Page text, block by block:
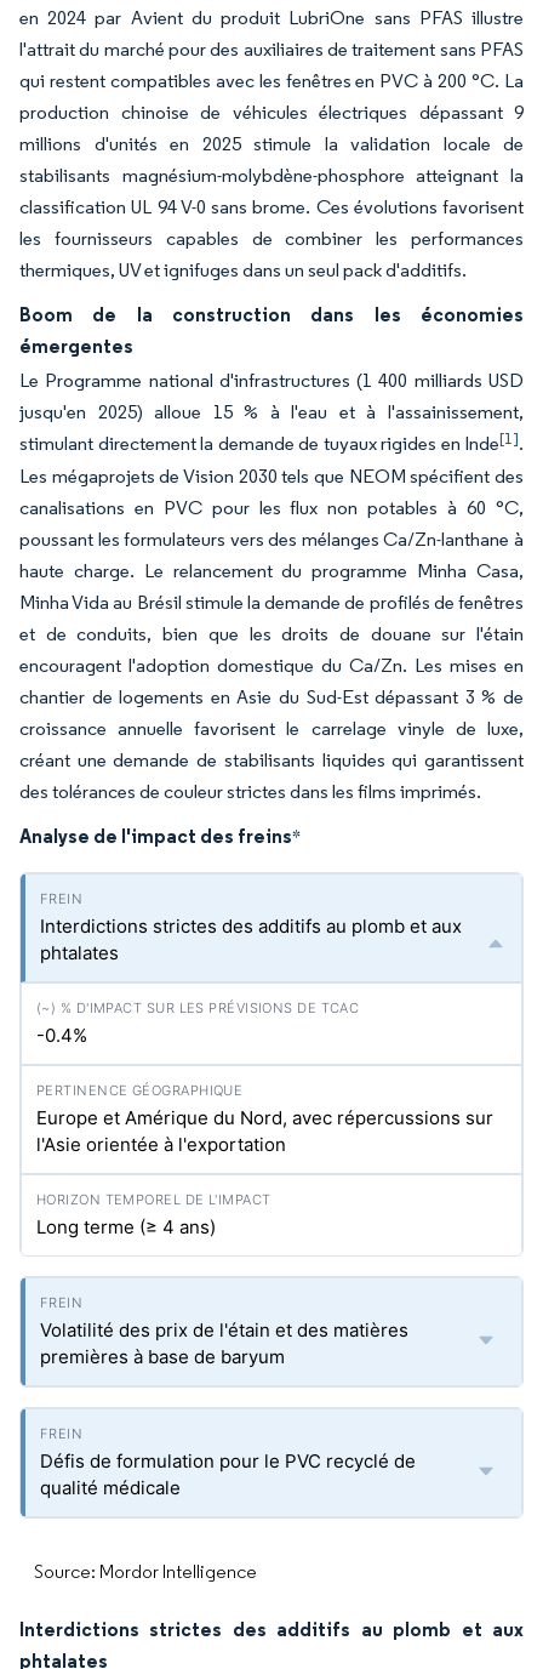
en 2024 par Avient du produit LubriOne sans PFAS illustre
l'attrait du marché pour des auxiliaires de traitement sans PFAS
qui restent compatibles avec les fenêtres en PVC à 200 °C. La
production chinoise de véhicules électriques dépassant 9
millions d'unités en 2025 stimule la validation locale de
stabilisants magnésium-molybdène-phosphore atteignant la
classification UL 94 V-0 sans brome. Ces évolutions favorisent
les fournisseurs capables de combiner les performances
thermiques, UV et ignifuges dans un seul pack d'additifs.
Boom de la construction dans les économies
émergentes
Le Programme national d'infrastructures (1 400 milliards USD
jusqu'en 2025) alloue 15 % à l'eau et à l'assainissement,
stimulant directement la demande de tuyaux rigides en Inde[1].
Les mégaprojets de Vision 2030 tels que NEOM spécifient des
canalisations en PVC pour les flux non potables à 60 °C,
poussant les formulateurs vers des mélanges Ca/Zn-lanthane à
haute charge. Le relancement du programme Minha Casa,
Minha Vida au Brésil stimule la demande de profilés de fenêtres
et de conduits, bien que les droits de douane sur l'étain
encouragent l'adoption domestique du Ca/Zn. Les mises en
chantier de logements en Asie du Sud-Est dépassant 3 % de
croissance annuelle favorisent le carrelage vinyle de luxe,
créant une demande de stabilisants liquides qui garantissent
des tolérances de couleur strictes dans les films imprimés.
Analyse de l'impact des freins*
Interdictions strictes des additifs au plomb et aux
phtalates
-0.4%
Europe et Amérique du Nord, avec répercussions sur
l'Asie orientée à l'exportation
Long terme (≥ 4 ans)
Volatilité des prix de l'étain et des matières
premières à base de baryum
Défis de formulation pour le PVC recyclé de
qualité médicale
Source: Mordor Intelligence
Interdictions strictes des additifs au plomb et aux
phtalates